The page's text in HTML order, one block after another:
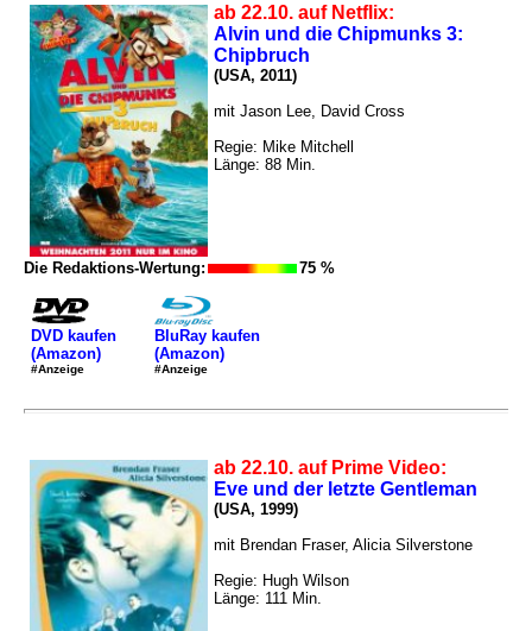
ab 22.10. auf Netflix:
Alvin und die Chipmunks 3:
Chipbruch
(USA, 2011)
mit Jason Lee, David Cross
Regie: Mike Mitchell
Länge: 88 Min.
Die Redaktions-Wertung: 75 %
DVD kaufen
(Amazon)
#Anzeige
BluRay kaufen
(Amazon)
#Anzeige
ab 22.10. auf Prime Video:
Eve und der letzte Gentleman
(USA, 1999)
mit Brendan Fraser, Alicia Silverstone
Regie: Hugh Wilson
Länge: 111 Min.